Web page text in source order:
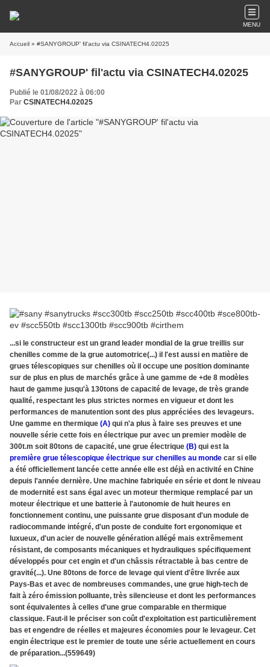
MENU
Accueil » #SANYGROUP' fil'actu via CSINATECH4.02025
#SANYGROUP' fil'actu via CSINATECH4.02025
Publié le 01/08/2022 à 06:00
Par CSINATECH4.02025
...si le constructeur est un grand leader mondial de la grue treillis sur
chenilles comme de la grue automotrice(...) il l'est aussi en matière de
grues télescopiques sur chenilles où il occupe une position dominante
sur de plus en plus de marchés grâce à une gamme de +de 8 modèles
haut de gamme jusqu'à 130tons de capacité de levage, de très grande
qualité, respectant les plus strictes normes en vigueur et dont les
performances de manutention sont des plus appréciées des levageurs.
Une gamme en thermique (A) qui n'a plus à faire ses preuves et une
nouvelle série cette fois en électrique pur avec un premier modèle de
300t.m soit 80tons de capacité, une grue électrique (B) qui est la
première grue télescopique électrique sur chenilles au monde car si elle
a été officiellement lancée cette année elle est déjà en activité en Chine
depuis l'année dernière. Une machine fabriquée en série et dont le niveau
de modernité est sans égal avec un moteur thermique remplacé par un
moteur électrique et une batterie à l'autonomie de huit heures en
fonctionnement continu, une puissante grue disposant d'un module de
radiocommande intégré, d'un poste de conduite fort ergonomique et
luxueux, d'un acier de nouvelle génération allégé mais extrêmement
résistant, de composants mécaniques et hydrauliques spécifiquement
développés pour cet engin et d'un châssis rétractable à bas centre de
gravité(...). Une 80tons de force de levage qui vient d'être livrée aux
Pays-Bas et avec de nombreuses commandes, une grue high-tech de
fait à zéro émission polluante, très silencieuse et dont les performances
sont équivalentes à celles d'une grue comparable en thermique
classique. Faut-il le préciser son coût d'exploitation est particulièrement
bas et engendre de réelles et majeures économies pour le levageur. Cet
engin électrique est le premier de toute une série actuellement en cours
de préparation...(559649)